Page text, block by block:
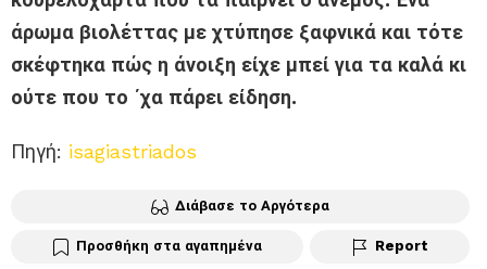
άρωμα βιολέττας με χτύπησε ξαφνικά και τότε
σκέφτηκα πώς η άνοιξη είχε μπεί για τα καλά κι
ούτε που το ΄χα πάρει είδηση.
Πηγή: isagiastriados
Διάβασε το Αργότερα
Προσθήκη στα αγαπημένα Report